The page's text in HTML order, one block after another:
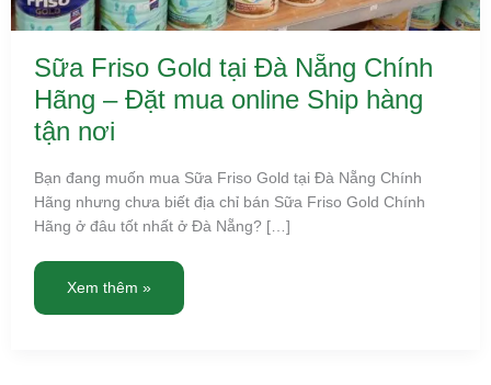
Sữa Friso Gold tại Đà Nẵng Chính
Hãng – Đặt mua online Ship hàng
tận nơi
Bạn đang muốn mua Sữa Friso Gold tại Đà Nẵng Chính
Hãng nhưng chưa biết địa chỉ bán Sữa Friso Gold Chính
Hãng ở đâu tốt nhất ở Đà Nẵng? […]
Xem thêm »